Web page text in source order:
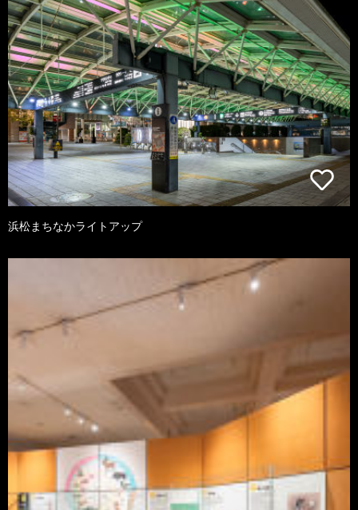
浜松まちなかライトアップ